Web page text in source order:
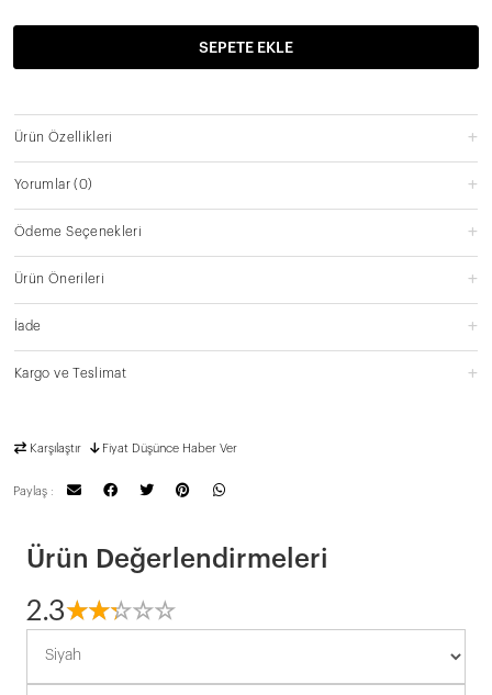
SEPETE EKLE
Ürün Özellikleri
Yorumlar(0)
Ödeme Seçenekleri
Ürün Önerileri
İade
Kargo ve Teslimat
Karşılaştır Fiyat Düşünce Haber Ver
Paylaş :
Ürün Değerlendirmeleri
2.3☆☆☆☆☆
★★★★★